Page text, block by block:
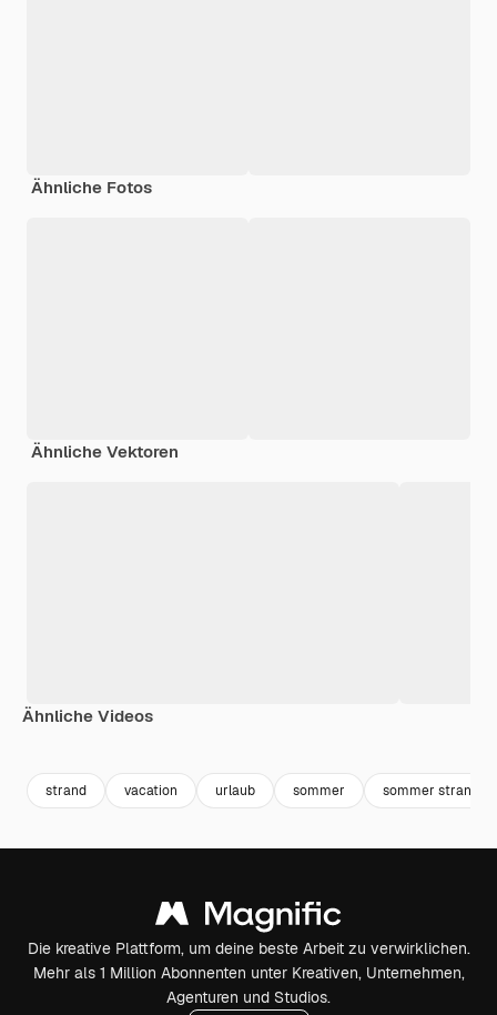
Ähnliche Fotos
Ähnliche Vektoren
Ähnliche Videos
strand vacation urlaub sommer sommer strand
Die kreative Plattform, um deine beste Arbeit zu verwirklichen.
Mehr als 1 Million Abonnenten unter Kreativen, Unternehmen,
Agenturen und Studios.